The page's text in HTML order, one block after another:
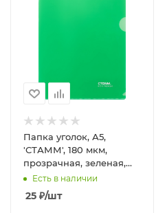
Папка уголок, А5,
'СТАММ', 180 мкм,
прозрачная, зеленая,
ММ-30955
Есть в наличии
25 ₽/шт